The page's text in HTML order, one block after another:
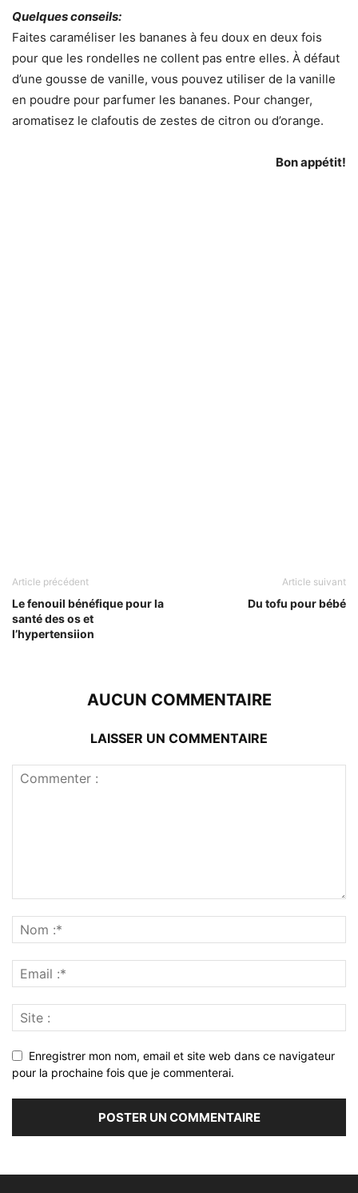
Quelques conseils:
Faites caraméliser les bananes à feu doux en deux fois
pour que les rondelles ne collent pas entre elles. À défaut
d’une gousse de vanille, vous pouvez utiliser de la vanille
en poudre pour parfumer les bananes. Pour changer,
aromatisez le clafoutis de zestes de citron ou d’orange.
Bon appétit!
Article précédent
Le fenouil bénéfique pour la
santé des os et
l’hypertensiion
Article suivant
Du tofu pour bébé
AUCUN COMMENTAIRE
LAISSER UN COMMENTAIRE
Enregistrer mon nom, email et site web dans ce navigateur
pour la prochaine fois que je commenterai.